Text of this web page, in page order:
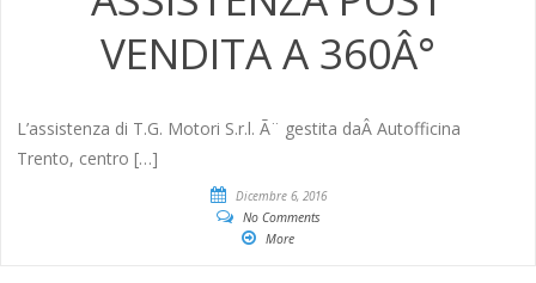
VENDITA A 360Â°
L’assistenza di T.G. Motori S.r.l. Ã¨ gestita daÂ Autofficina
Trento, centro […]
Dicembre 6, 2016
No Comments
More